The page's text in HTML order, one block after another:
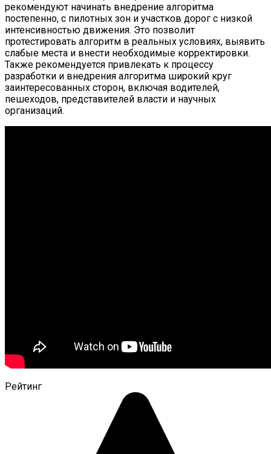
рекомендуют начинать внедрение алгоритма
постепенно, с пилотных зон и участков дорог с низкой
интенсивностью движения. Это позволит
протестировать алгоритм в реальных условиях, выявить
слабые места и внести необходимые корректировки.
Также рекомендуется привлекать к процессу
разработки и внедрения алгоритма широкий круг
заинтересованных сторон, включая водителей,
пешеходов, представителей власти и научных
организаций.
Рейтинг